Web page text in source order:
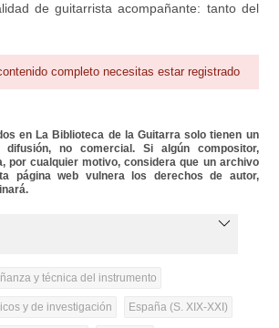
de guitarrista acompañante: tanto del
completo necesitas estar registrado
en La Biblioteca de la Guitarra solo tienen un
no comercial. Si algún compositor,
por cualquier motivo, considera que un archivo
página web vulnera los derechos de autor,
y técnica del instrumento
y de investigación España (S. XIX-XXI)